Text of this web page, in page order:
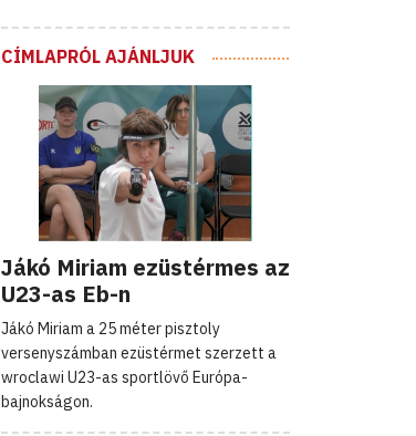
CÍMLAPRÓL AJÁNLJUK
Jákó Miriam ezüstérmes az
U23-as Eb-n
Jákó Miriam a 25 méter pisztoly
versenyszámban ezüstérmet szerzett a
wroclawi U23-as sportlövő Európa-
bajnokságon.